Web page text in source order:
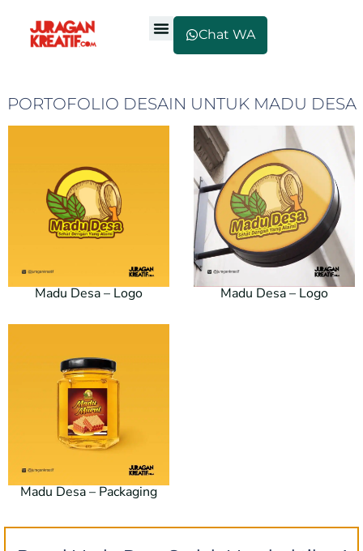
Chat WA
PORTOFOLIO DESAIN UNTUK MADU DESA
Madu Desa – Logo Madu Desa – Logo
Madu Desa – Packaging